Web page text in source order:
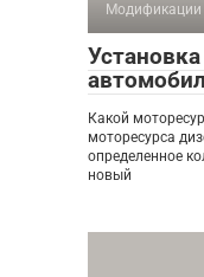
Модификации
Какой
моторесурса
определенное
новый